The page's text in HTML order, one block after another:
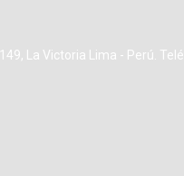
La Victoria Lima - Perú.